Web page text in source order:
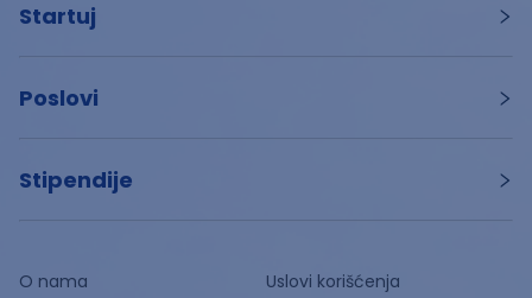
Startuj
Poslovi
Stipendije
O nama Uslovi korišćenja